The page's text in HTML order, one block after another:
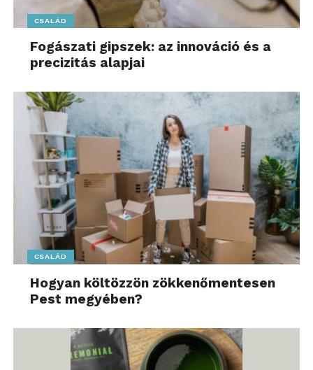
CSALÁD
Fogászati gipszek: az innováció és a
precizitás alapjai
CSALÁD
Hogyan költözzön zökkenőmentesen
Pest megyében?